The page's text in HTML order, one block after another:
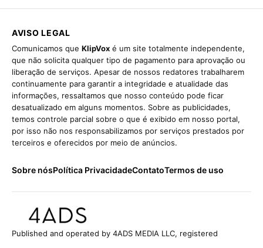
AVISO LEGAL
Comunicamos que KlipVox é um site totalmente independente,
que não solicita qualquer tipo de pagamento para aprovação ou
liberação de serviços. Apesar de nossos redatores trabalharem
continuamente para garantir a integridade e atualidade das
informações, ressaltamos que nosso conteúdo pode ficar
desatualizado em alguns momentos. Sobre as publicidades,
temos controle parcial sobre o que é exibido em nosso portal,
por isso não nos responsabilizamos por serviços prestados por
terceiros e oferecidos por meio de anúncios.
Sobre nósPolítica PrivacidadeContatoTermos de uso
Published and operated by 4ADS MEDIA LLC, registered